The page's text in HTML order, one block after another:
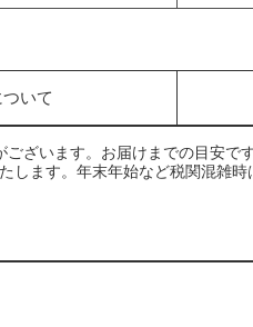
いて
ざいます。お届けまでの目安で
します。年末年始など税関混雑